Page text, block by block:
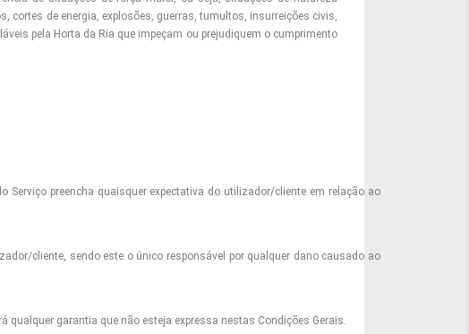
cortes de energia, explosões, guerras, tumultos, insurreições civis,
pela Horta da Ria que impeçam ou prejudiquem o cumprimento
preencha quaisquer expectativa do utilizador/cliente em relação ao
cliente, sendo este o único responsável por qualquer dano causado ao
garantia que não esteja expressa nestas Condições Gerais.